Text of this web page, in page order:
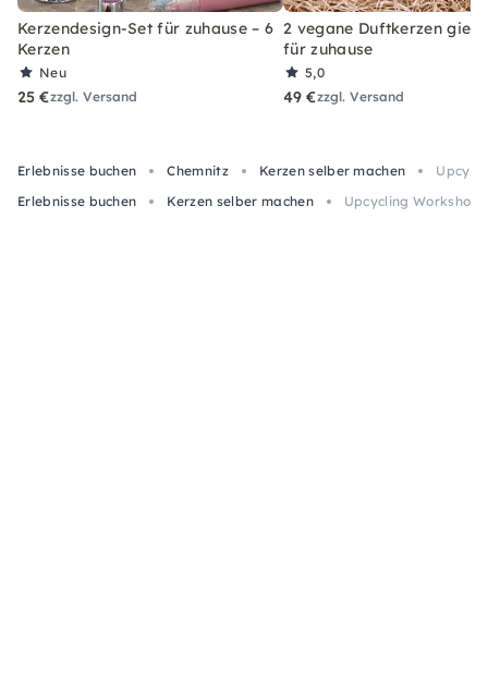
Kerzendesign-Set für zuhause – 6
Kerzen
Neu
25 €zzgl. Versand
2 vegane Duftkerzen
für zuhause
5,0
49 €zzgl. Versand
Erlebnisse buchen Chemnitz Kerzen selber machen
Erlebnisse buchen
Kerzen selber machen Upcycling Workshop